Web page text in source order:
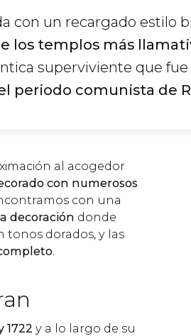
con un recargado estilo
los templos más
superviviente que fue
periodo comunista de
al acogedor
con numerosos
con una
decoración donde
tonos dorados, y las
.
1722 y a lo largo de su